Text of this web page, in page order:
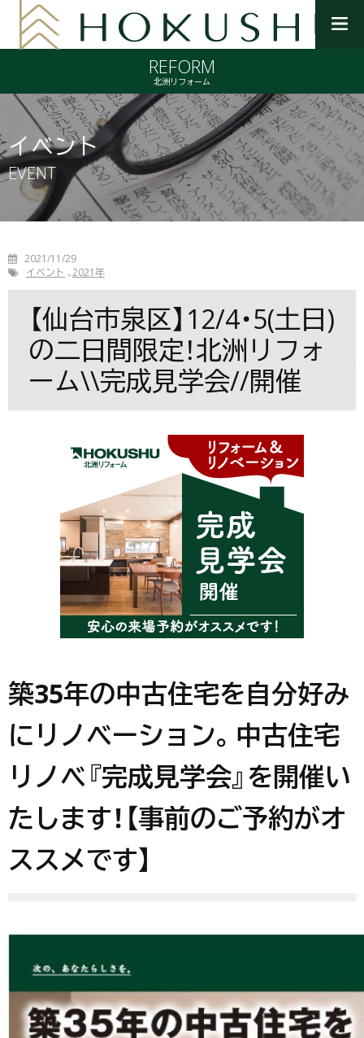
を
開
く
REFORM
北洲リフォーム
イベント
EVENT
2021/11/29
イベント
2021年
【仙台市泉区】12/4・5(土日)
の二日間限定！北洲リフォ
ーム\\完成見学会//開催
築35年の中古住宅を自分好み
にリノベーション。中古住宅
リノベ『完成見学会』を開催い
たします！【事前のご予約がオ
ススメです】